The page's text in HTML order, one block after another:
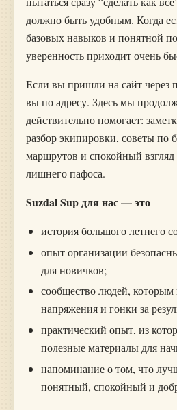
должно быть удобным. Когда
базовых навыков и понятной
уверенность приходит очень
Если вы пришли на сайт через
вы по адресу. Здесь мы
действительно помогает:
разбор экипировки, советы по
маршрутов и спокойный взгляд
лишнего пафоса.
Suzdal Sup для нас — это
история большого летнего
опыт организации
для новичков;
сообщество людей, которым
напряжения и гонки за
практический опыт, из
полезные материалы для
напоминание о том, что
понятный, спокойный и